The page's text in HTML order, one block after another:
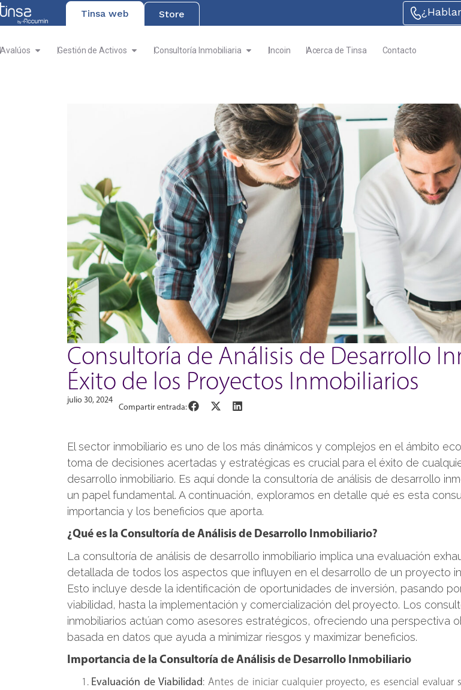
Tinsa web Store
Avalúos Gestión de Activos Consultoría Inmobiliaria Incoin Acerca de Tinsa Contacto
Consultoría de Análisis de Desarrollo
Éxito de los Proyectos Inmobiliarios
julio 30, 2024
Compartir entrada:
El sector inmobiliario es uno de los más dinámicos y complejos en el ámbito
toma de decisiones acertadas y estratégicas es crucial para el éxito de
desarrollo inmobiliario. Es aquí donde la consultoría de análisis de desarrollo
un papel fundamental. A continuación, exploramos en detalle qué es esta
importancia y los beneficios que aporta.
¿Qué es la Consultoría de Análisis de Desarrollo Inmobiliario?
La consultoría de análisis de desarrollo inmobiliario implica una evaluación
detallada de todos los aspectos que influyen en el desarrollo de un proyecto
Esto incluye desde la identificación de oportunidades de inversión, pasando
viabilidad, hasta la implementación y comercialización del proyecto. Los
inmobiliarios actúan como asesores estratégicos, ofreciendo una perspectiva
basada en datos que ayuda a minimizar riesgos y maximizar beneficios.
Importancia de la Consultoría de Análisis de Desarrollo Inmobiliario
Evaluación de Viabilidad: Antes de iniciar cualquier proyecto, es esencial evaluar